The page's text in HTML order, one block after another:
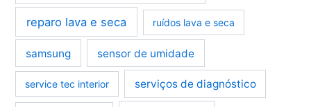
reparo lava e seca ruídos lava e seca
samsung sensor de umidade
service tec interior serviços de diagnóstico